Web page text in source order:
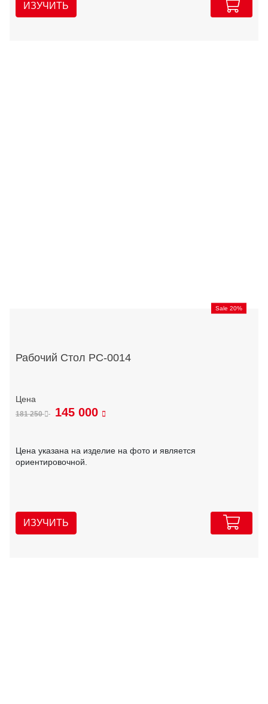
ИЗУЧИТЬ
Sale 20%
Рабочий Стол РС-0014
181 250 145 000
Цена указана на изделие на фото и является
ориентировочной.
ИЗУЧИТЬ